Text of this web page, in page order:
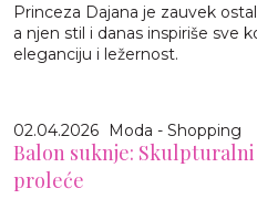
Princeza Dajana je zauvek
a njen stil i danas inspiriše sve
eleganciju i ležernost.
02.04.2026 Moda - Shopping
Balon suknje:
proleće